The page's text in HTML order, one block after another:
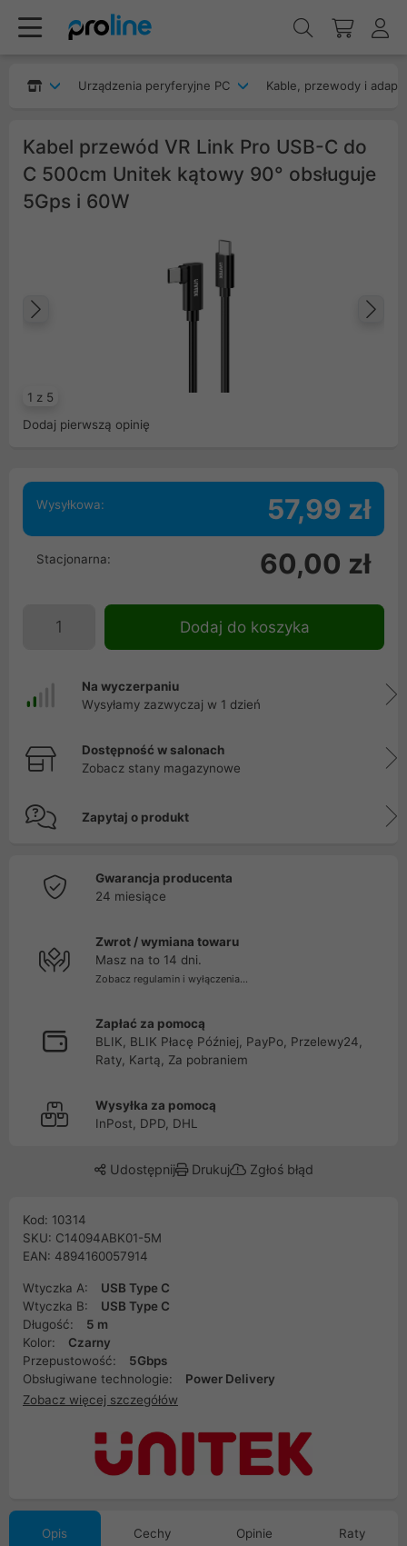
Urządzenia peryferyjne PC Kable, przewody i
Kabel przewód VR Link Pro USB-C do
C 500cm Unitek kątowy 90° obsługuje
5Gps i 60W
1 z 5
Dodaj pierwszą opinię
Wysyłkowa: 57,99 zł
Stacjonarna: 60,00 zł
Dodaj do koszyka
Na wyczerpaniu
Wysyłamy zazwyczaj w 1 dzień
Dostępność w salonach
Zobacz stany magazynowe
Zapytaj o produkt
Gwarancja producenta
24 miesiące
Zwrot / wymiana towaru
Masz na to 14 dni.
Zobacz regulamin i wyłączenia...
Zapłać za pomocą
BLIK, BLIK Płacę Później, PayPo, Przelewy24,
Raty, Kartą, Za pobraniem
Wysyłka za pomocą
InPost, DPD, DHL
Udostępnij Drukuj Zgłoś błąd
Kod: 10314
SKU: C14094ABK01-5M
EAN: 4894160057914
Wtyczka A:
USB Type C
Wtyczka B:
USB Type C
Długość:
5 m
Kolor:
Czarny
Przepustowość:
5Gbps
Obsługiwane technologie:
Power Delivery
Zobacz więcej szczegółów
Opis Cechy Opinie Raty